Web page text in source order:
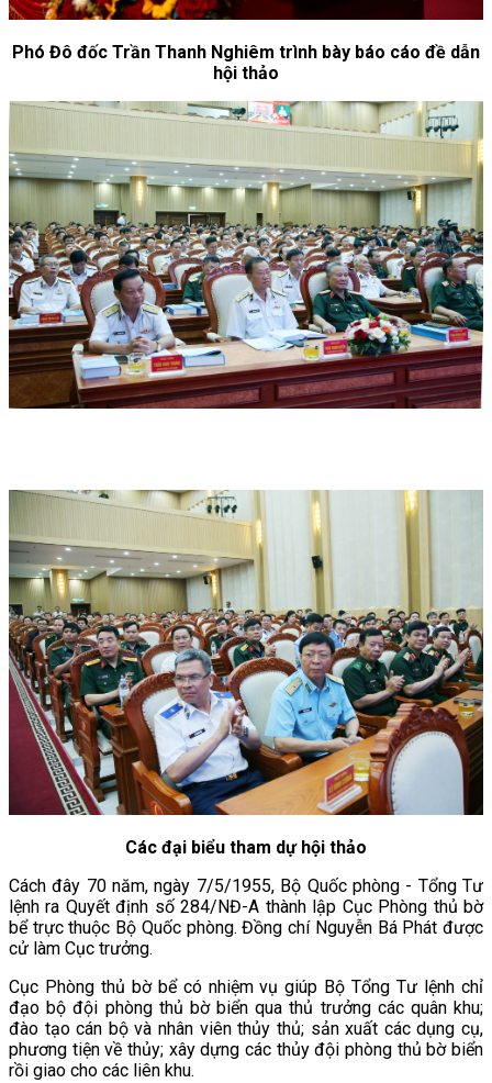
Phó Đô đốc Trần Thanh Nghiêm trình bày báo cáo đề dẫn
hội thảo
Các đại biểu tham dự hội thảo
Cách đây 70 năm, ngày 7/5/1955, Bộ Quốc phòng - Tổng Tư
lệnh ra Quyết định số 284/NĐ-A thành lập Cục Phòng thủ bờ
bể trực thuộc Bộ Quốc phòng. Đồng chí Nguyễn Bá Phát được
cử làm Cục trưởng.
Cục Phòng thủ bờ bể có nhiệm vụ giúp Bộ Tổng Tư lệnh chỉ
đạo bộ đội phòng thủ bờ biển qua thủ trưởng các quân khu;
đào tạo cán bộ và nhân viên thủy thủ; sản xuất các dụng cụ,
phương tiện về thủy; xây dựng các thủy đội phòng thủ bờ biển
rồi giao cho các liên khu.